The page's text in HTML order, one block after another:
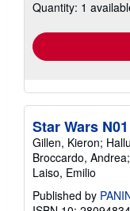
Quantity: 1
Star Wars N01
Gillen, Kieron;
Broccardo,
Laiso, Emilio
Published by